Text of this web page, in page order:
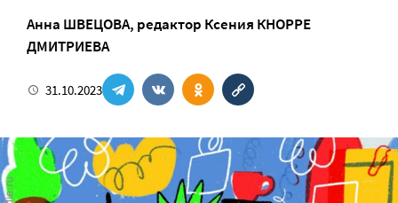
Анна ШВЕЦОВА, редактор Ксения КНОРРЕ
ДМИТРИЕВА
31.10.2023